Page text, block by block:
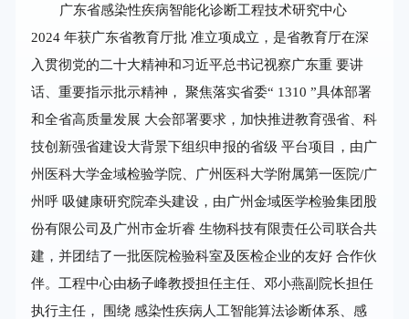
广东省感染性疾病智能化诊断工程技术研究中心
2024 年获广东省教育厅批 准立项成立，是省教育厅在深
入贯彻党的二十大精神和习近平总书记视察广东重 要讲
话、重要指示批示精神， 聚焦落实省委“ 1310 ”具体部署
和全省高质量发展 大会部署要求，加快推进教育强省、科
技创新强省建设大背景下组织申报的省级 平台项目，由广
州医科大学金域检验学院、广州医科大学附属第一医院/广
州呼 吸健康研究院牵头建设，由广州金域医学检验集团股
份有限公司及广州市金圻睿 生物科技有限责任公司联合共
建，并团结了一批医院检验科室及医检企业的友好 合作伙
伴。工程中心由杨子峰教授担任主任、邓小燕副院长担任
执行主任， 围绕 感染性疾病人工智能算法诊断体系、感